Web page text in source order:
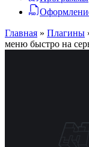
Главная » Плагины
меню быстро на